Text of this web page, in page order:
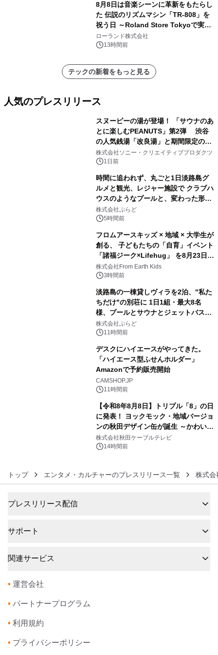
8月8日は音楽シーンに革新をもたらし
た 伝説のリズムマシン「TR-808」を
祝う日 ～Roland Store Tokyoで実機
を展示しての 記念キャンペーンを開
催 英国ラジオ「NTS」の 特別プログ
アーティストを フィーチャーしたアニ
メーションを公開～
ローランド株式会社
13時間前
テックの新着をもっと見る
人気のプレスリリース
スヌーピーの湯が登場！ 「サウナのあ
とに楽しむPEANUTS」第2弾 渋谷
の人気銭湯「改良湯」と期間限定のコ
ラボレーション サウナイキタイコラ
ボグッズも発売決定！
株式会社ソニー・クリエイティブプロダクツ
1日前
時間に追われず、丸ごと1日淡路島グ
ルメと観光、レジャー施設で クラブハ
ウスのようなプールと、変わった形の
サウナも 「THE BOXY AWAJI」のお
得な素泊まり連泊プランで
株式会社ぷらど
5時間前
フロムアースキッズ × 地域 × 大学生が
創る、 子どもたちの「自育」イベント
「諸福ジーク×Lifehug」 を8月23日
(日)開催
株式会社From Earth Kids
3時間前
淡路島の一棟貸しヴィラを2泊、"私た
ちだけ"の別荘に 1日1組・最大8名
様、プールとサウナとジェットバス付
きで Villa Mon Temps AWAJIの連泊
素泊りプラン
株式会社ぷらど
11時間前
デスクにハイエースがやってきた。
「ハイエース型ふせんホルダー」
Amazonで予約販売開始
CAMSHOP.JP
11時間前
【令和8年8月8日】トリプル「8」の日
に発表！ ヨックモック・地域バージョ
ンの秋田デザイン缶が誕生 ～かわいい
秋田犬の子犬と秋田の四季と名所を巡
るパッケージ～ 9月1日(火)秋田県内で
株式会社秋田ケーブルテレビ
14時間前
トップ エンタメ・カルチャーのプレスリリース一覧 株式
プレスリリース配信
サポート
関連サービス
• 運営会社
• パートナープログラム
• 利用規約
• プライバシーポリシー